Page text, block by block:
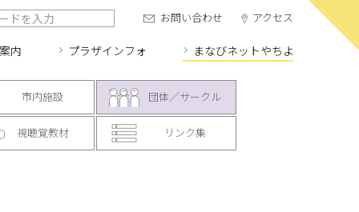
内 プラザインフォ まなびネットやちよ
お問い合わせ アクセス
市内施設 団体／サークル
視聴覚教材 リンク集